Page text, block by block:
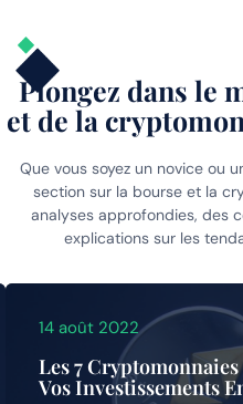
Plongez dans le
et de la
Que vous soyez un novice ou
section sur la bourse et la
analyses approfondies, des
explications sur les
14 août 2022
Les 7
Vos Investissements